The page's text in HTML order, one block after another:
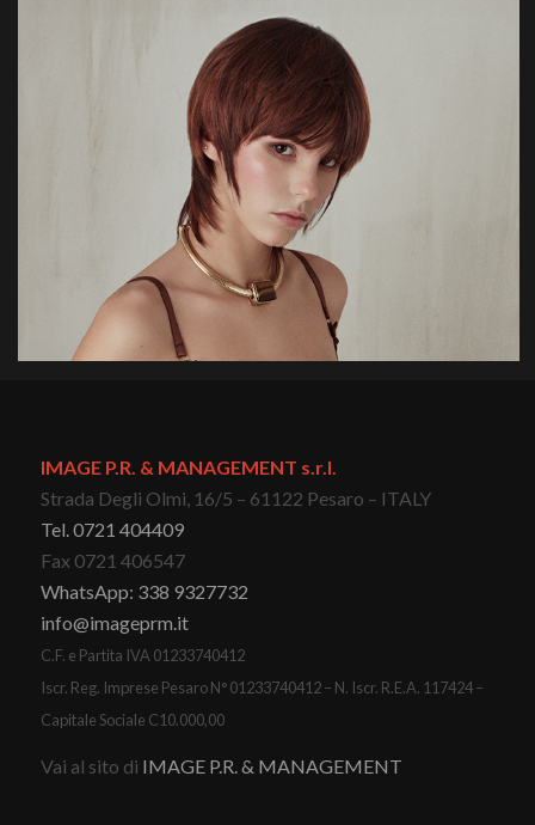
IMAGE P.R. & MANAGEMENT s.r.l.
Strada Degli Olmi, 16/5 – 61122 Pesaro – ITALY
Tel. 0721 404409
Fax 0721 406547
WhatsApp: 338 9327732
info@imageprm.it
C.F. e Partita IVA 01233740412
Iscr. Reg. Imprese Pesaro N° 01233740412 – N. Iscr. R.E.A. 117424 –
Capitale Sociale C10.000,00
Vai al sito di IMAGE P.R. & MANAGEMENT